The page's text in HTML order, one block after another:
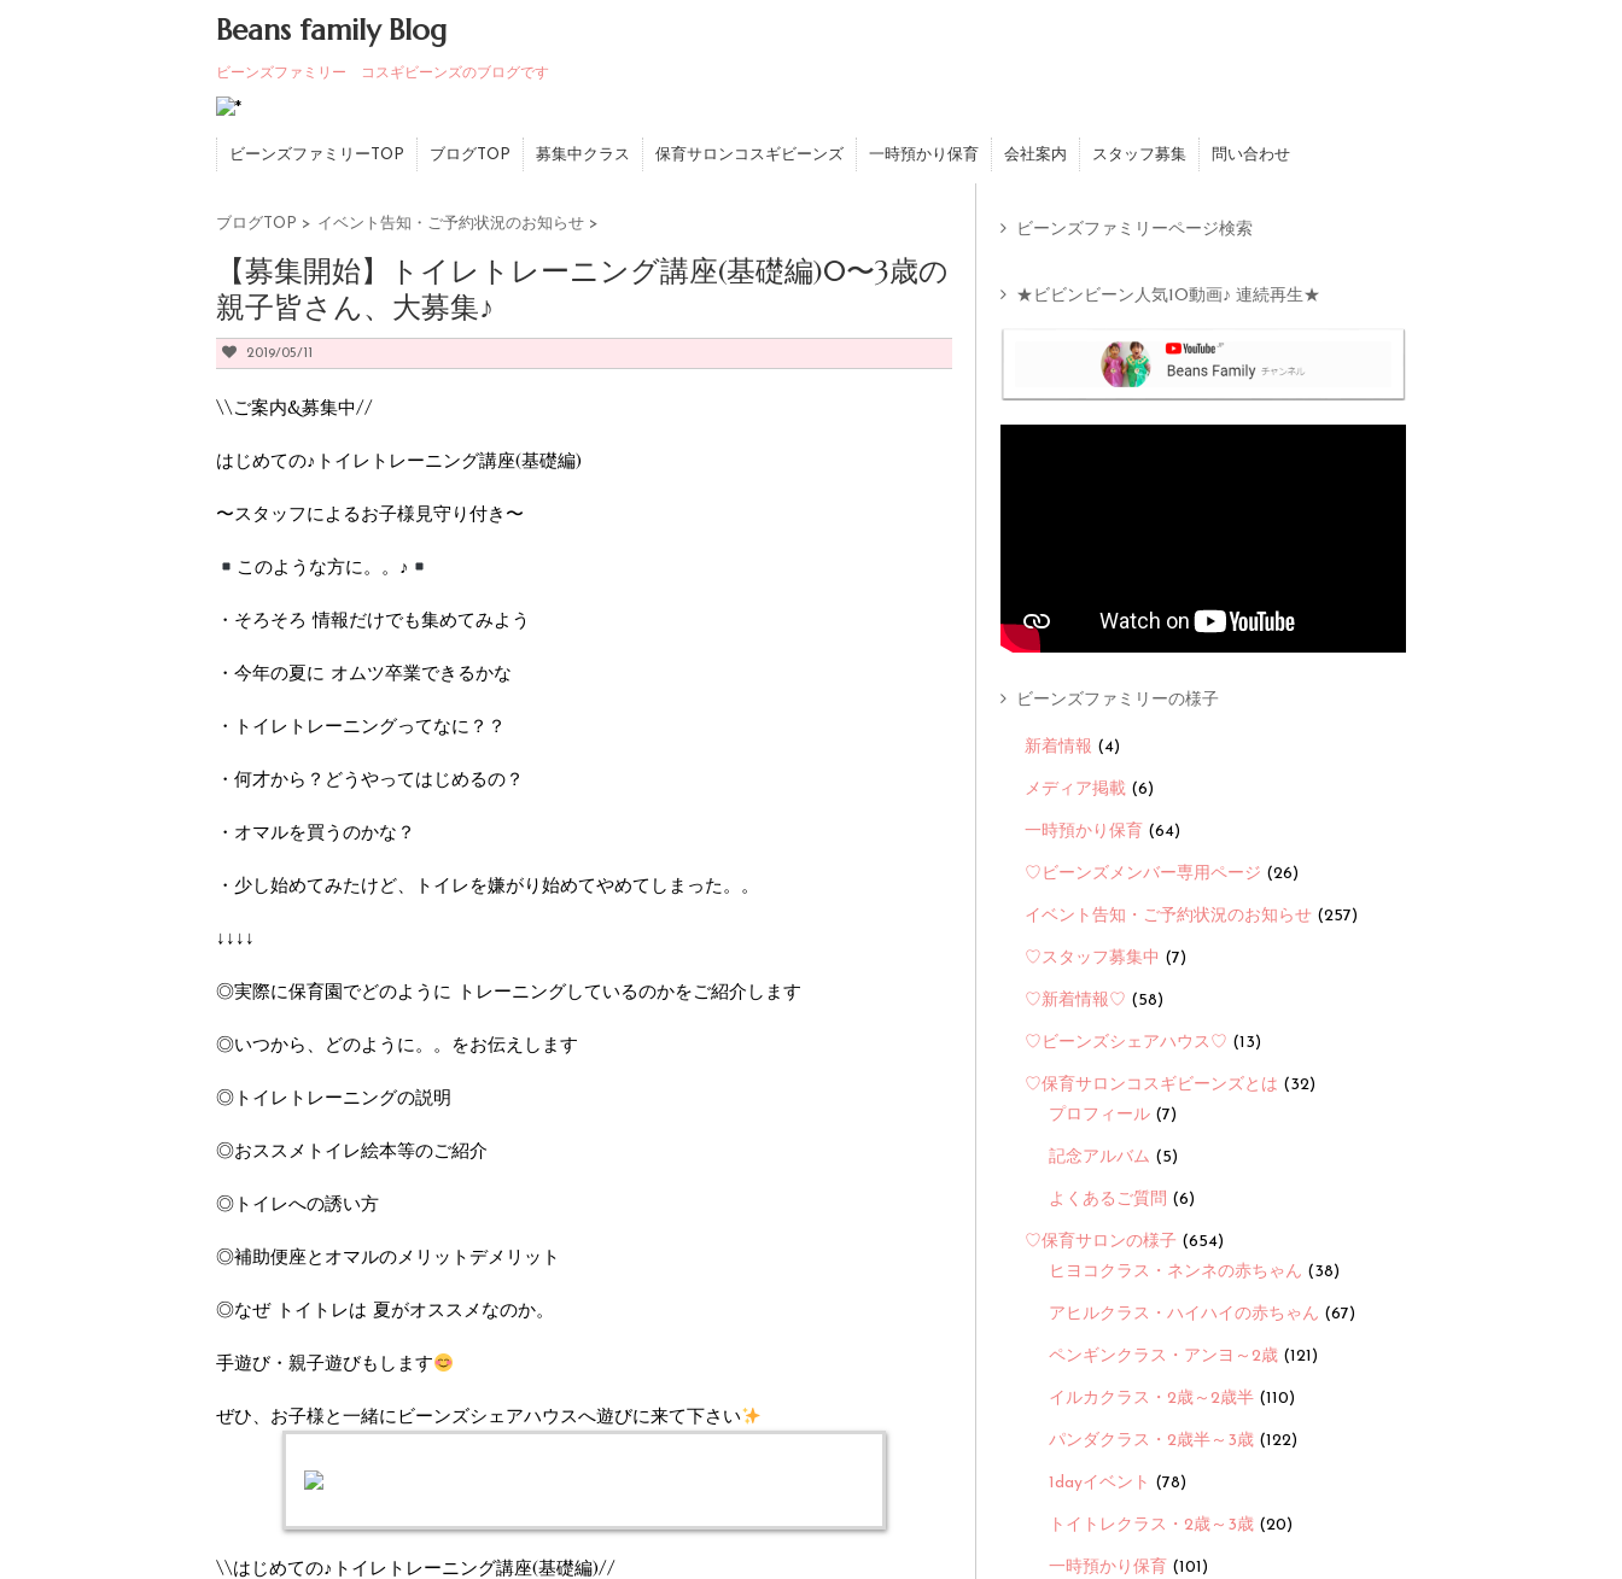
Beans family Blog
ビーンズファミリー コスギビーンズのブログです
ビーンズファミリーTOP ブログTOP 募集中クラス 保育サロンコスギビーンズ 一時預かり保育 会社案内 スタッフ募集 問い合わせ
ブログTOP > イベント告知・ご予約状況のお知らせ >
【募集開始】トイレトレーニング講座(基礎編)0〜3歳の
親子皆さん、大募集♪
2019/05/11
\\ご案内&募集中//
はじめての♪トイレトレーニング講座(基礎編)
〜スタッフによるお子様見守り付き〜
このような方に。。♪
・そろそろ 情報だけでも集めてみよう
・今年の夏に オムツ卒業できるかな
・トイレトレーニングってなに？？
・何才から？どうやってはじめるの？
・オマルを買うのかな？
・少し始めてみたけど、トイレを嫌がり始めてやめてしまった。。
↓↓↓↓
◎実際に保育園でどのように トレーニングしているのかをご紹介します
◎いつから、どのように。。をお伝えします
◎トイレトレーニングの説明
◎おススメトイレ絵本等のご紹介
◎トイレへの誘い方
◎補助便座とオマルのメリットデメリット
◎なぜ トイトレは 夏がオススメなのか。
手遊び・親子遊びもします
ぜひ、お子様と一緒にビーンズシェアハウスへ遊びに来て下さい
\\はじめての♪トイレトレーニング講座(基礎編)//
ビーンズファミリーページ検索
★ビビンビーン人気10動画♪ 連続再生★
ビーンズファミリーの様子
新着情報 (4)
メディア掲載 (6)
一時預かり保育 (64)
♡ビーンズメンバー専用ページ (26)
イベント告知・ご予約状況のお知らせ (257)
♡スタッフ募集中 (7)
♡新着情報♡ (58)
♡ビーンズシェアハウス♡ (13)
♡保育サロンコスギビーンズとは (32)
プロフィール (7)
記念アルバム (5)
よくあるご質問 (6)
♡保育サロンの様子 (654)
ヒヨコクラス・ネンネの赤ちゃん (38)
アヒルクラス・ハイハイの赤ちゃん (67)
ペンギンクラス・アンヨ～2歳 (121)
イルカクラス・2歳～2歳半 (110)
パンダクラス・2歳半～3歳 (122)
1dayイベント (78)
トイトレクラス・2歳～3歳 (20)
一時預かり保育 (101)